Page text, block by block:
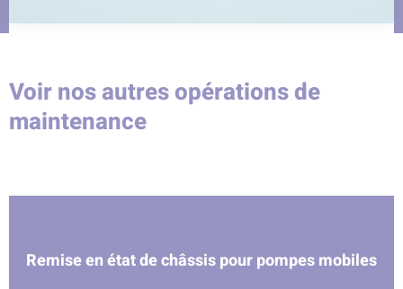
Voir nos autres opérations de
maintenance
Remise en état de châssis pour pompes mobiles